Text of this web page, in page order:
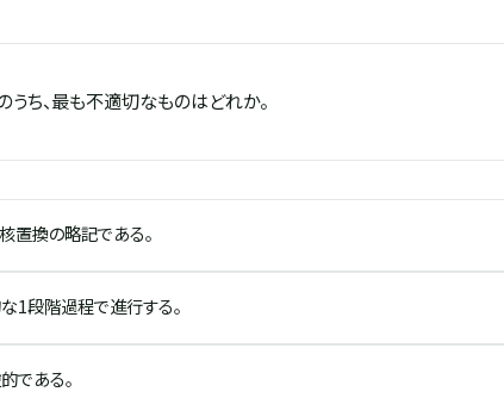
ち、最も不適切なものはどれか。
置換の略記である。
1段階過程で進行する。
である。